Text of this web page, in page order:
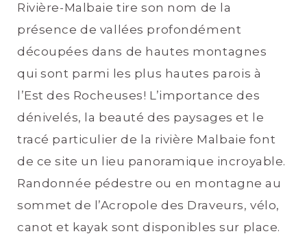
Rivière-Malbaie tire son nom de la
présence de vallées profondément
découpées dans de hautes montagnes
qui sont parmi les plus hautes parois à
l’Est des Rocheuses! L’importance des
dénivelés, la beauté des paysages et le
tracé particulier de la rivière Malbaie font
de ce site un lieu panoramique incroyable.
Randonnée pédestre ou en montagne au
sommet de l’Acropole des Draveurs, vélo,
canot et kayak sont disponibles sur place.